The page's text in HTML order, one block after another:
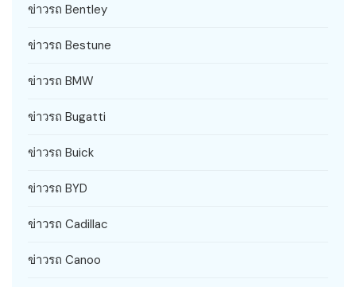
ข่าวรถ Bentley
ข่าวรถ Bestune
ข่าวรถ BMW
ข่าวรถ Bugatti
ข่าวรถ Buick
ข่าวรถ BYD
ข่าวรถ Cadillac
ข่าวรถ Canoo